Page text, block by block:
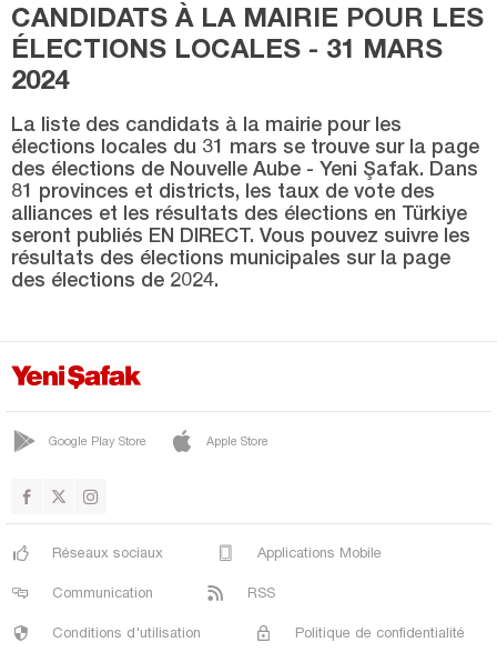
KAYAPINAR
KOCAKÖY
KULP
LİCE
SİLVAN
SUR
YENİŞEHİR
Düzce
Elazığ
Erzincan
Erzurum
Eskişehir
Gaziantep
Giresun
Gümüşhane
Hakkari
CANDIDATS À LA MAIRIE POUR LES
ÉLECTIONS LOCALES - 31 MARS
2024
La liste des candidats à la mairie pour les
élections locales du 31 mars se trouve sur la page
des élections de Nouvelle Aube - Yeni Şafak. Dans
81 provinces et districts, les taux de vote des
alliances et les résultats des élections en Türkiye
seront publiés EN DIRECT. Vous pouvez suivre les
résultats des élections municipales sur la page
des élections de 2024.
Google Play Store Apple Store
Réseaux sociaux Applications Mobile
Communication RSS
Conditions d'utilisation Politique de confidentialité